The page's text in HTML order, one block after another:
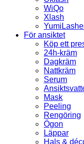
WiQo
Xlash
För ansiktet
Köp ett
24h-kräm
Dagkräm
Nattkräm
Serum
Mask
Peeling
Rengöring
Ögon
Läppar
Hals &